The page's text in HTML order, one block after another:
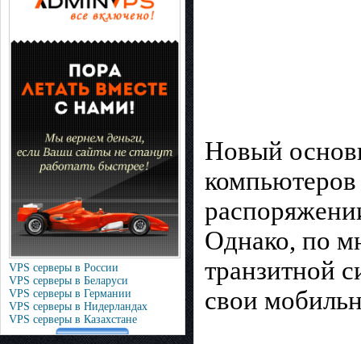
VPS серверы в России
VPS серверы в Беларуси
VPS серверы в Германии
VPS серверы в Нидерландах
VPS серверы в Казахстане
Новый
Однако, по
транзитной
свои